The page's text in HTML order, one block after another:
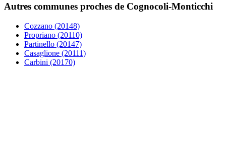
Autres communes proches de Cognocoli-Monticchi
Cozzano (20148)
Propriano (20110)
Partinello (20147)
Casaglione (20111)
Carbini (20170)